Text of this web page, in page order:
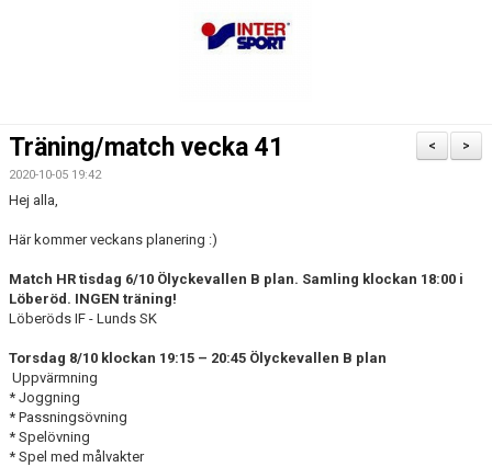
GÄSTBOK
BILDGALLERI
KONTAKT
>
<
Träning/match vecka 41
2020-10-05 19:42
Hej alla,
Här kommer veckans planering :)
Match HR tisdag 6/10 Ölyckevallen B plan. Samling klockan 18:00 i
Löberöd. INGEN träning!
Löberöds IF - Lunds SK
Torsdag 8/10 klockan 19:15 – 20:45 Ölyckevallen B plan
Uppvärmning
* Joggning
* Passningsövning
* Spelövning
* Spel med målvakter